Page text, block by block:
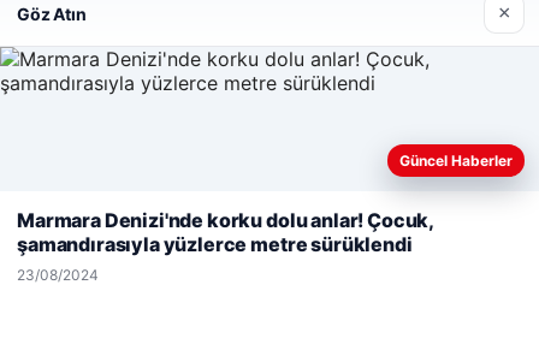
Son Eklenen Firmalar
Web sitemizi nasıl kullandığınızı daha iyi anlayabilmek,
kullanıyoruz.Çerez Politikamız
Kabul Et
Göz Atın ×
Güncel Haberler
Marmara Denizi'nde korku dolu anlar! Çocuk,
şamandırasıyla yüzlerce metre sürüklendi
23/08/2024